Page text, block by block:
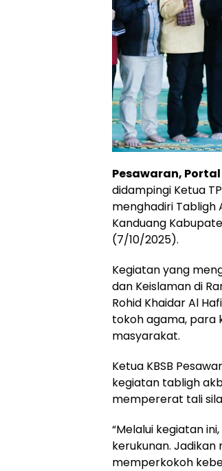
Pesawaran,
didampingi Ketua
menghadiri Tabligh
Kanduang
(7/10/2025).
Kegiatan yang
dan Keislaman di
Rohid Khaidar Al
tokoh agama, para
masyarakat.
Ketua KBSB
kegiatan tabligh
mempererat tali
“Melalui kegiatan
kerukunan.
memperkokoh